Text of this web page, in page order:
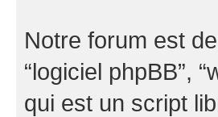
Notre forum est
“logiciel phpBB”,
qui est un script